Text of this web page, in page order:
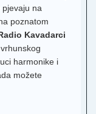
pjevaju na
poznatom
Kavadarci
harmonike i
možete